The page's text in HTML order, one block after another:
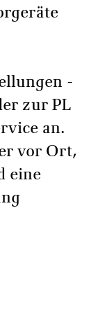
-
zur PL
an.
vor Ort,
eine